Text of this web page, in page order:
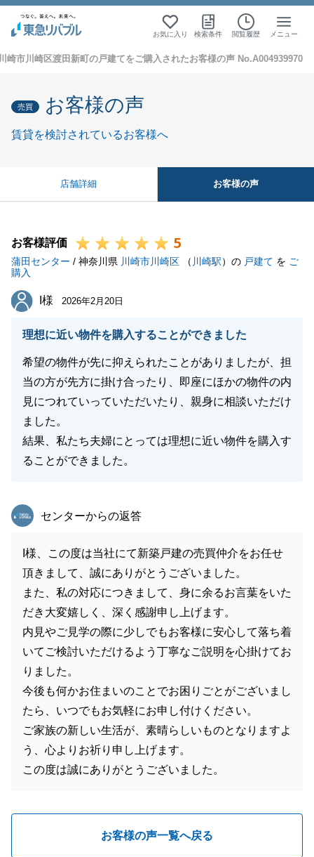
お気に入り 検索条件 閲覧履歴 メニュー
崎市川崎区渡田新町の戸建てをご購入されたお客様の声 No.A004939970
売買 お客様の声
賃貸を検討されているお客様へ
店舗詳細 お客様の声
お客様評価 5
蒲田センター / 神奈川県 川崎市川崎区 （ 川崎駅）の 戸建て を ご
購入
I様
I様 2026年2月20日
理想に近い物件を購入することができました
希望の物件が先に抑えられたことがありましたが、担
当の方が先方に掛け合ったり、即座にほかの物件の内
見につれていっていただいたり、親身に相談いただけ
ました。
結果、私たち夫婦にとっては理想に近い物件を購入す
ることができました。
東急リバブル
センターからの返答
I様、この度は当社にて新築戸建の売買仲介をお任せ
頂きまして、誠にありがとうございました。
また、私の対応につきまして、身に余るお言葉をいた
だき大変嬉しく、深く感謝申し上げます。
内見やご見学の際に少しでもお客様に安心して落ち着
いてご検討いただけるよう丁寧なご説明を心掛けてお
りました。
今後も何かお住まいのことでお困りごとがございまし
たら、いつでもお気軽にお申し付けください。
ご家族の新しい生活が、素晴らしいものとなりますよ
う、心よりお祈り申し上げます。
この度は誠にありがとうございました。
お客様の声一覧へ戻る